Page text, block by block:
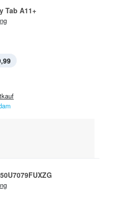
Tab A11+